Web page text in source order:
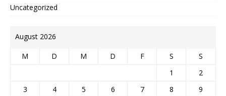
Uncategorized
August 2026
M D M D F S
S
1
2
3
4 5 6 7 8
9